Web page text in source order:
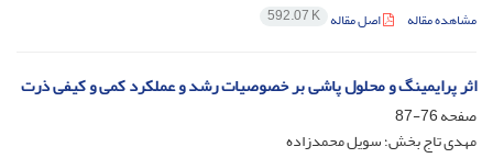
مشاهده مقاله اصل مقاله 592.07 K
اثر پرایمینگ و محلول پاشی بر خصوصیات رشد و عملکرد کمی و کیفی ذرت
صفحه76-87
مهدی تاج بخش؛ سویل محمدزاده